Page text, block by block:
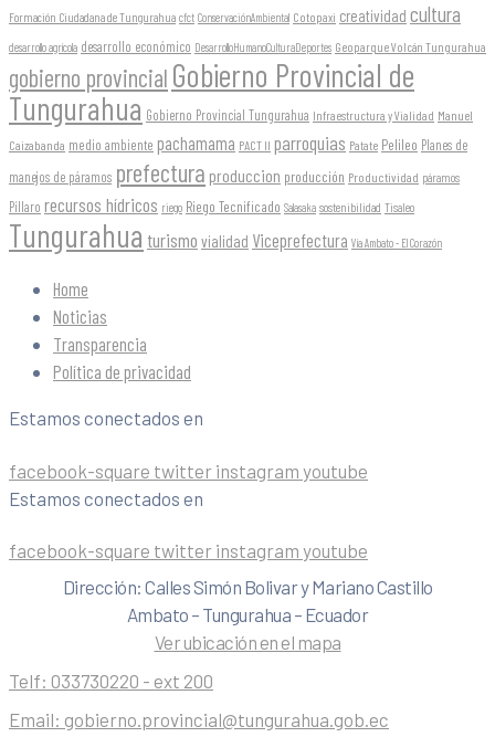
Formación Ciudadana de Tungurahua cfct ConservaciónAmbiental Cotopaxi creatividad cultura
desarrollo agrícola desarrollo económico DesarrolloHumanoCulturaDeportes Geoparque Volcán Tungurahua
gobierno provincial Gobierno Provincial de
Tungurahua Gobierno Provincial Tungurahua Infraestructura y Vialidad Manuel
Caizabanda medio ambiente pachamama PACT II parroquias Patate Pelileo Planes de
manejos de páramos prefectura produccion producción Productividad páramos
Píllaro recursos hídricos riego Riego Tecnificado Salasaka sostenibilidad Tisaleo
Tungurahua turismo vialidad Viceprefectura Vía Ambato - El Corazón
Home
Noticias
Transparencia
Política de privacidad
Estamos conectados en
facebook-square twitter instagram youtube
Estamos conectados en
facebook-square twitter instagram youtube
Dirección: Calles Simón Bolivar y Mariano Castillo
Ambato – Tungurahua – Ecuador
Ver ubicación en el mapa
Telf: 033730220 - ext 200
Email: gobierno.provincial@tungurahua.gob.ec